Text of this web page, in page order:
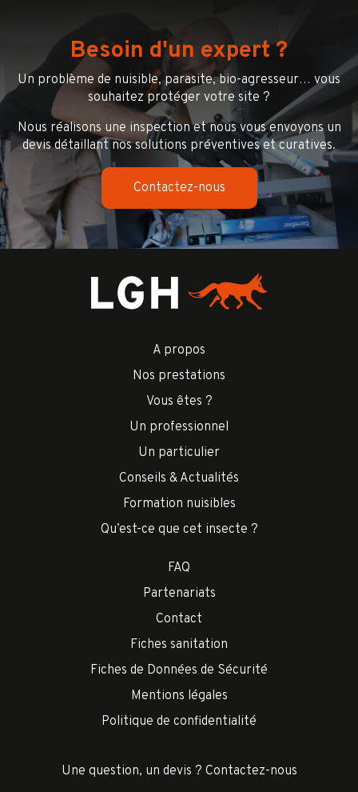
Besoin d'un expert ?
Un problème de nuisible, parasite, bio-agresseur… vous
souhaitez protéger votre site ?
Nous réalisons une inspection et nous vous envoyons un
devis détaillant nos solutions préventives et curatives.
Contactez-nous
A propos
Nos prestations
Vous êtes ?
Un professionnel
Un particulier
Conseils & Actualités
Formation nuisibles
Qu’est-ce que cet insecte ?
FAQ
Partenariats
Contact
Fiches sanitation
Fiches de Données de Sécurité
Mentions légales
Politique de confidentialité
Une question, un devis ? Contactez-nous